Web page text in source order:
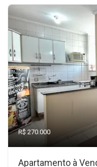
R$ 270.000
Apartamento à